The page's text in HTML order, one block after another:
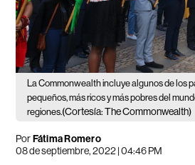
La Commonwealth incluye algunos de los
pequeños, más ricos y más pobres del
regiones.(Cortesía: The Commonwealth)
PorFátima Romero
08 de septiembre, 2022 | 04:46 PM